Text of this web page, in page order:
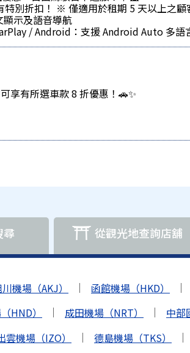
特別折扣！ ※ 僅適用於租期 5 天以上之顧
顯示及語音導航
/ Android：支援 Android Auto 多語
享有所選車款 8 折優惠！🚗✨
尋 從觀光地查詢店舖
機場（AKJ） 函館機場（HKD）
HND） 成田機場（NRT）
中部
雲機場（IZO） 德島機場（TKS）